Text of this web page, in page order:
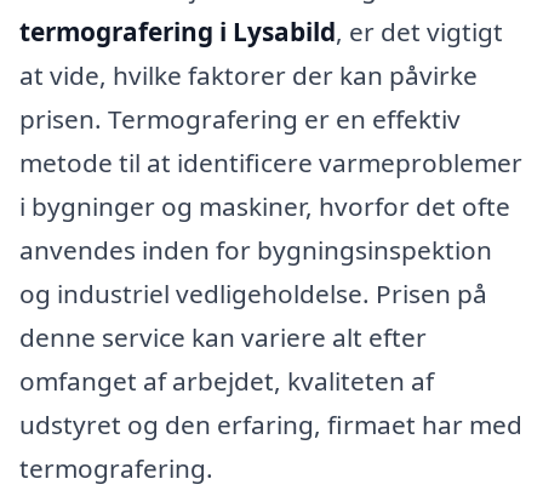
termografering i Lysabild, er det vigtigt
at vide, hvilke faktorer der kan påvirke
prisen. Termografering er en effektiv
metode til at identificere varmeproblemer
i bygninger og maskiner, hvorfor det ofte
anvendes inden for bygningsinspektion
og industriel vedligeholdelse. Prisen på
denne service kan variere alt efter
omfanget af arbejdet, kvaliteten af
udstyret og den erfaring, firmaet har med
termografering.